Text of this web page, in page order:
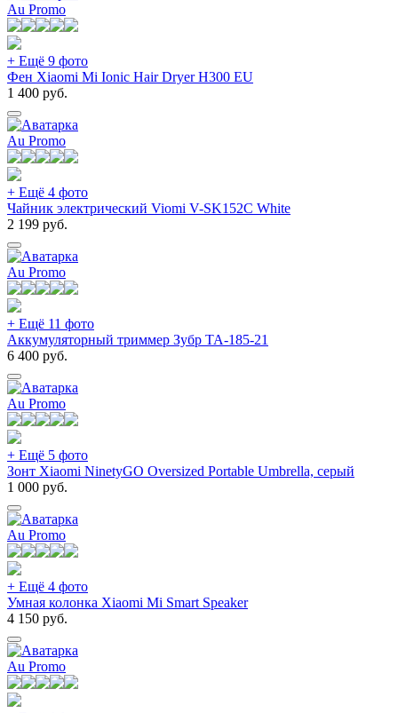
Au Promo
+ Ещё 9 фото
Фен Xiaomi Mi Ionic Hair Dryer H300 EU
1 400 руб.
Au Promo
+ Ещё 4 фото
Чайник электрический Viomi V-SK152C White
2 199 руб.
Au Promo
+ Ещё 11 фото
Аккумуляторный триммер Зубр ТА-185-21
6 400 руб.
Au Promo
+ Ещё 5 фото
Зонт Xiaomi NinetyGO Oversized Portable Umbrella, серый
1 000 руб.
Au Promo
+ Ещё 4 фото
Умная колонка Xiaomi Mi Smart Speaker
4 150 руб.
Au Promo